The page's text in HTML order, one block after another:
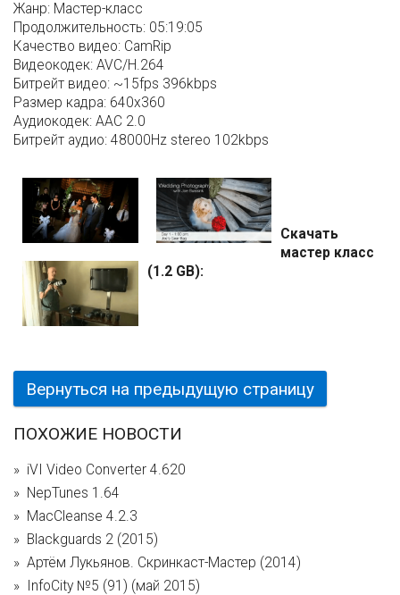
Жанр: Мастер-класс
Продолжительность: 05:19:05
Качество видео: CamRip
Видеокодек: AVC/H.264
Битрейт видео: ~15fps 396kbps
Размер кадра: 640x360
Аудиокодек: AAC 2.0
Битрейт аудио: 48000Hz stereo 102kbps
Скачать
мастер класс
(1.2 GB):
Вернуться на предыдущую страницу
ПОХОЖИЕ НОВОСТИ
iVI Video Converter 4.620
NepTunes 1.64
MacCleanse 4.2.3
Blackguards 2 (2015)
Артём Лукьянов. Скринкаст-Мастер (2014)
InfoCity №5 (91) (май 2015)